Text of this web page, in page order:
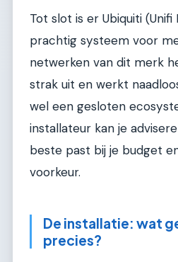
Tot slot is er Ubiquiti
prachtig systeem voor
netwerken van dit merk
strak uit en werkt
wel een gesloten
installateur kan je
beste past bij je budget
voorkeur.
De installatie: wat
precies?